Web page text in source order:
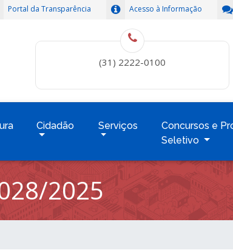
Acesso à Informação
Portal da Transparência
(31) 2222-0100
Cidadão Serviços
Concursos e
Seletivo
2025